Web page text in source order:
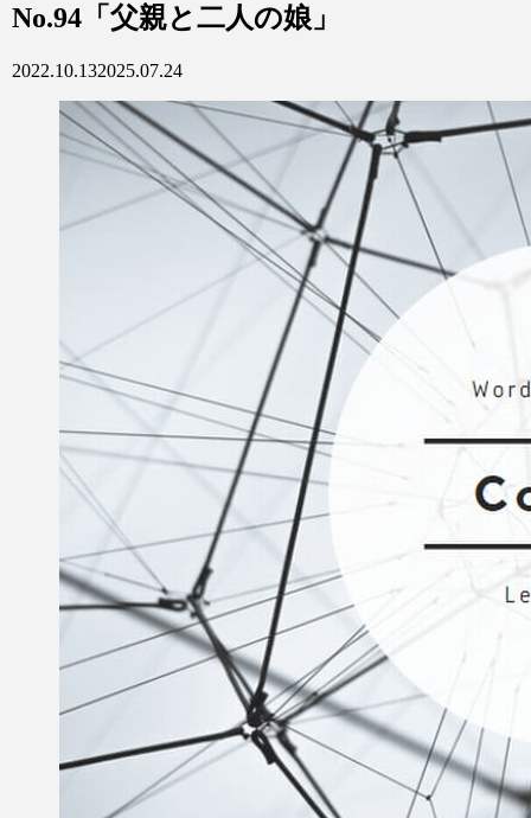
No.94「父親と二人の娘」
2022.10.132025.07.24